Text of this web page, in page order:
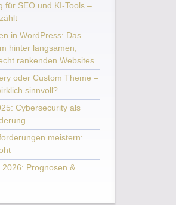
für SEO und KI-Tools –
in WordPress: Das
hinter langsamen,
rankenden Websites
oder Custom Theme –
sinnvoll?
Cybersecurity als
meistern:
Prognosen &